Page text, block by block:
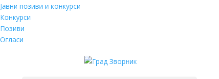
Јавни позиви и конкурси
Конкурси
Позиви
Огласи